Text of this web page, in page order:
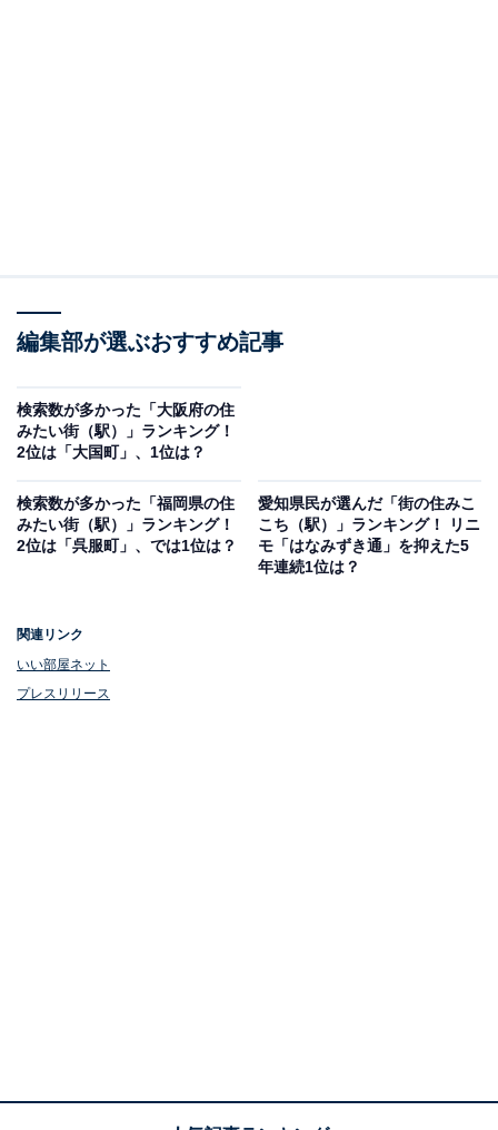
編集部が選ぶおすすめ記事
検索数が多かった「大阪府の住
みたい街（駅）」ランキング！
2位は「大国町」、1位は？
検索数が多かった「福岡県の住
みたい街（駅）」ランキング！
2位は「呉服町」、では1位は？
愛知県民が選んだ「街の住みこ
こち（駅）」ランキング！ リニ
モ「はなみずき通」を抑えた5
年連続1位は？
関連リンク
いい部屋ネット
プレスリリース